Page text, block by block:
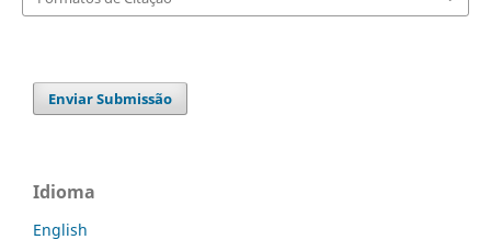
Enviar Submissão
Idioma
English